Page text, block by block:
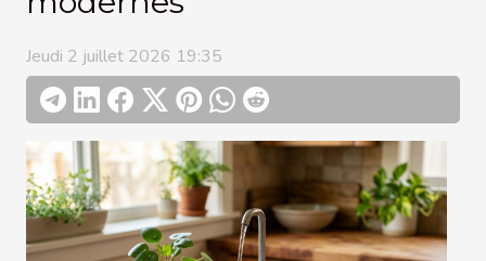
Jeudi 2 juillet 2026 19:35